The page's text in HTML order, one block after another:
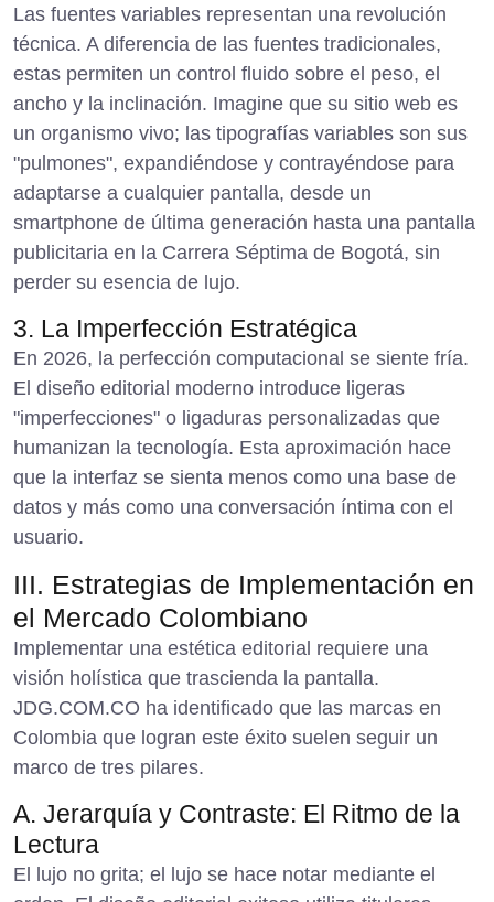
Las fuentes variables representan una revolución
técnica. A diferencia de las fuentes tradicionales,
estas permiten un control fluido sobre el peso, el
ancho y la inclinación. Imagine que su sitio web es
un organismo vivo; las tipografías variables son sus
"pulmones", expandiéndose y contrayéndose para
adaptarse a cualquier pantalla, desde un
smartphone de última generación hasta una pantalla
publicitaria en la Carrera Séptima de Bogotá, sin
perder su esencia de lujo.
3. La Imperfección Estratégica
En 2026, la perfección computacional se siente fría.
El diseño editorial moderno introduce ligeras
"imperfecciones" o ligaduras personalizadas que
humanizan la tecnología. Esta aproximación hace
que la interfaz se sienta menos como una base de
datos y más como una conversación íntima con el
usuario.
III. Estrategias de Implementación en
el Mercado Colombiano
Implementar una estética editorial requiere una
visión holística que trascienda la pantalla.
JDG.COM.CO ha identificado que las marcas en
Colombia que logran este éxito suelen seguir un
marco de tres pilares.
A. Jerarquía y Contraste: El Ritmo de la
Lectura
El lujo no grita; el lujo se hace notar mediante el